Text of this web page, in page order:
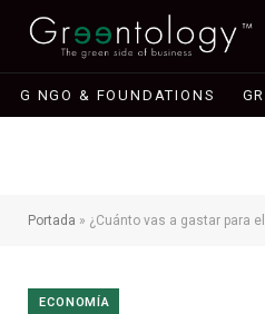
G NGO & FOUNDATIONS
Portada » ¿Cuánto vas a gastar para el Día del Amor y la
ECONOMÍA